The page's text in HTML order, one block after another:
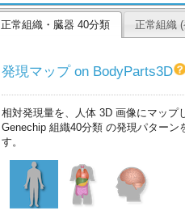
正常組織・臓器 40分類 正常組織
発現マップ on BodyParts3D
相対発現量を、人体 3D 画像にマップ
Genechip 組織40分類 の発現パターン
す。